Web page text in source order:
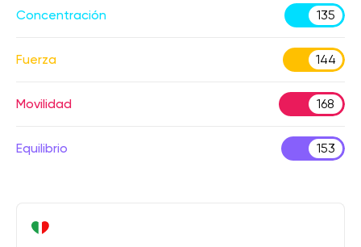
Concentración 135
Fuerza 144
Movilidad 168
Equilibrio 153